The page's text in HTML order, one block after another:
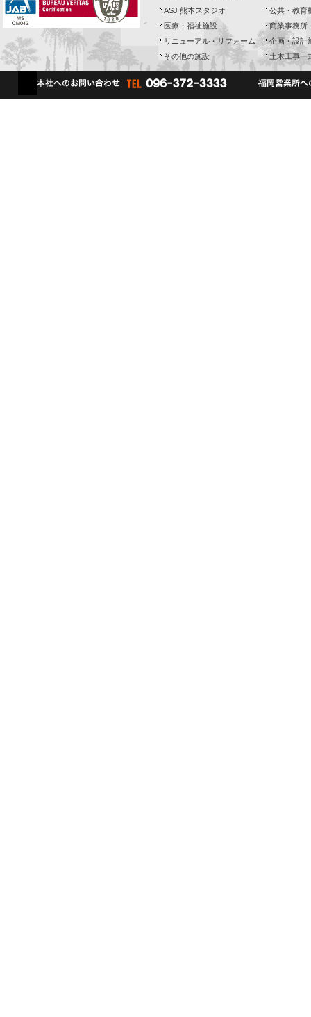
ASJ 熊本スタジオ
医療・福祉施設
リニューアル・リフォーム
その他の施設
公共・教育
商業事務所
企画・設計
土木工事一